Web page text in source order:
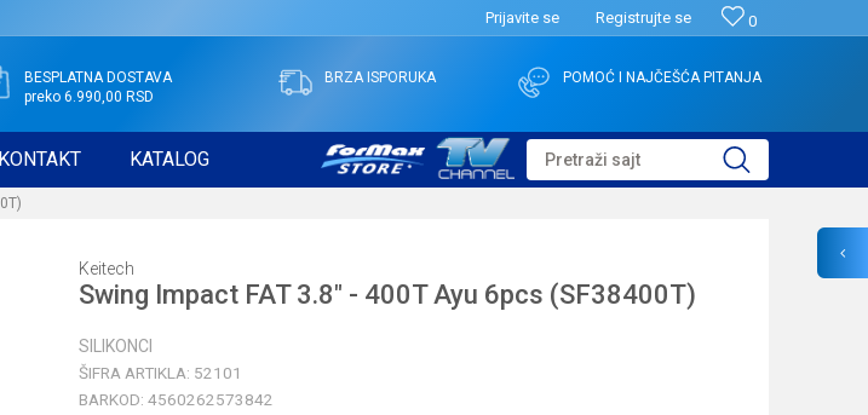
0
Prijavite se Registrujte se
BESPLATNA DOSTAVA
preko 6.990,00 RSD
BRZA ISPORUKA POMOĆ I NAJČEŠĆA PITANJA
KONTAKT KATALOG Pretraži sajt
Keitech
Swing Impact FAT 3.8" - 400T Ayu 6pcs (SF38400T)
SILIKONCI
ŠIFRA ARTIKLA: 52101
BARKOD: 4560262573842